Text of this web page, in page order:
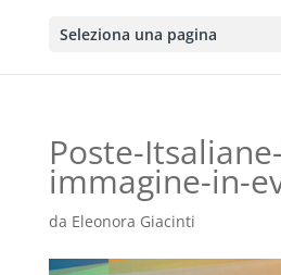
Seleziona una pagina
Poste-
immagine-in-
da Eleonora Giacinti